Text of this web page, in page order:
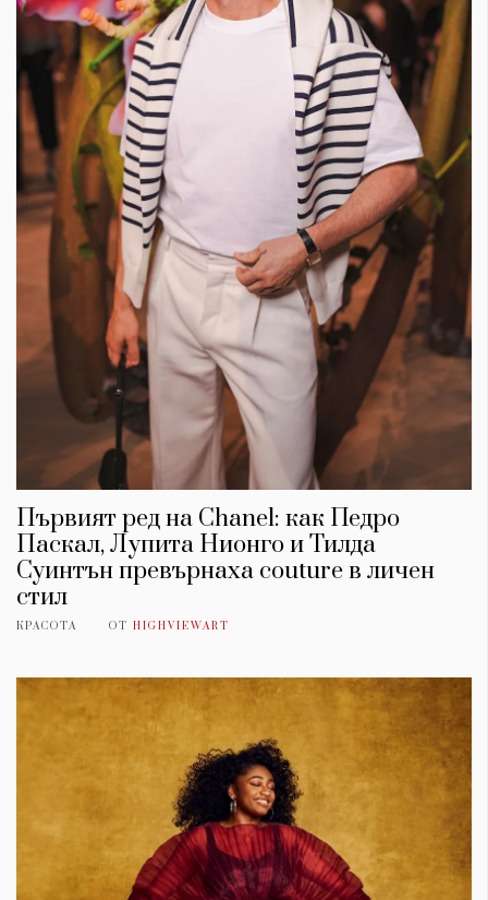
Първият ред на Chanel: как Педро
Паскал, Лупита Нионго и Тилда
Суинтън превърнаха couture в личен
стил
КРАСОТА ОТ HIGHVIEWART